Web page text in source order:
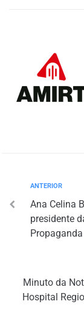
ANTERIOR
Ana Celina
presidente
Propaganda
Minuto da
Hospital